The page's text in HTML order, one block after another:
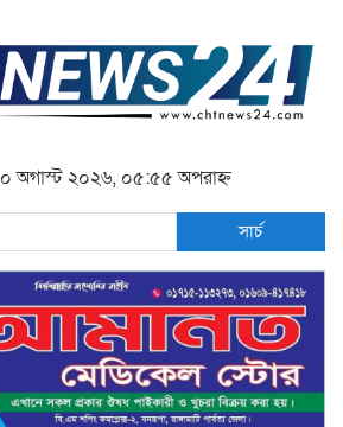
অগাস্ট ২০২৬, ০৫:৫৫ অপরাহ্ন
সার্চ